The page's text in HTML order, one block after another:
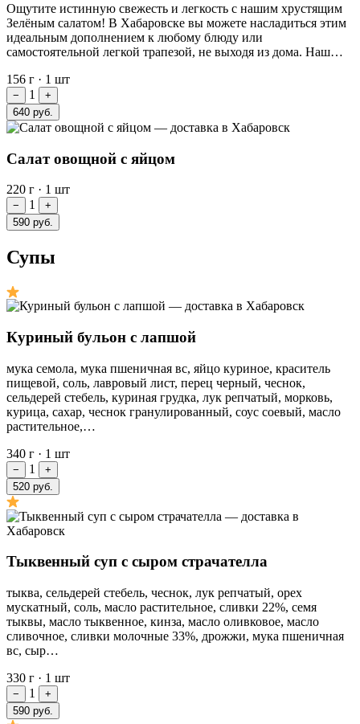
Ощутите истинную свежесть и легкость с нашим хрустящим
Зелёным салатом! В Хабаровске вы можете насладиться этим
идеальным дополнением к любому блюду или
самостоятельной легкой трапезой, не выходя из дома. Наш…
156 г · 1 шт
− 1
+
640 руб.
Салат овощной с яйцом
220 г · 1 шт
− 1
+
590 руб.
Супы
Куриный бульон с лапшой
мука семола, мука пшеничная вс, яйцо куриное, краситель
пищевой, соль, лавровый лист, перец черный, чеснок,
сельдерей стебель, куриная грудка, лук репчатый, морковь,
курица, сахар, чеснок гранулированный, соус соевый, масло
растительное,…
340 г · 1 шт
− 1
+
520 руб.
Тыквенный суп с сыром страчателла
тыква, сельдерей стебель, чеснок, лук репчатый, орех
мускатный, соль, масло растительное, сливки 22%, семя
тыквы, масло тыквенное, кинза, масло оливковое, масло
сливочное, сливки молочные 33%, дрожжи, мука пшеничная
вс, сыр…
330 г · 1 шт
− 1
+
590 руб.